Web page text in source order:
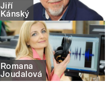
Jiří
Kánský
Romana
Joudalová